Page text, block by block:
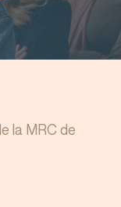
la MRC de